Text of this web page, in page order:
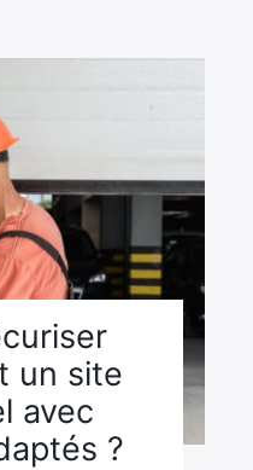
un site
avec
?